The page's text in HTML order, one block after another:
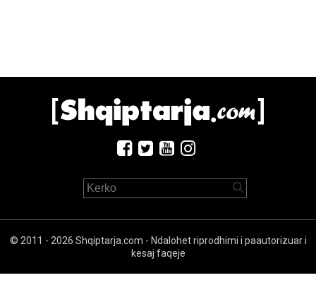
© 2011 - 2026 Shqiptarja.com - Ndalohet riprodhimi i paautorizuar i
kesaj faqeje